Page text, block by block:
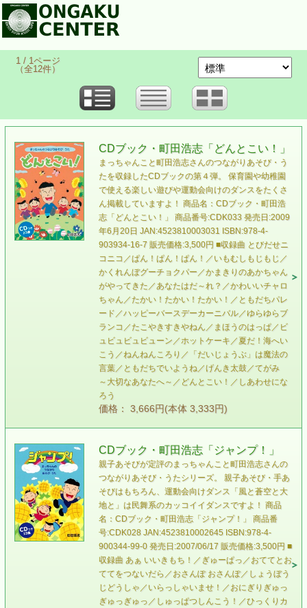
1 / 1ページ
（全12件）
CDブック・町田浩志「どんとこい！」
まっちゃんこと町田浩志さんのつながりあそび・う
たを収録したCDブックの第４弾。 保育園や幼稚園
で使える楽しい遊びや運動会向けのダンスをたくさ
ん掲載していますよ！ 商品名：CDブック・町田浩
志「どんとこい！」 商品番号:CDK033 発売日:2009
年6月20日 JAN:4523810003031 ISBN:978-4-
903934-16-7 販売価格:3,500円 ■収録曲 とびだせニ
コニコ／ぱん！ぱん！ぱん！／いもむしもじもじ／
かくれんぼグーチョクパー／かまきりのあかちゃん
がやってきた／あなたはだ～れ？／かわいいチャロ
ちゃん／たかい！たかい！たかい！／ともだちパレ
ード／ハッピーバースデーカーニバル／ゆらゆらブ
ランコ／たこやきすきやねん／まほうのはっぱ／ビ
ュビュビュビューン／ホットケーキ／夏だ！海へい
こう／ねんねんころり／「だいじょうぶ」は魔法の
言葉／ともだちでいようね／げんき太鼓／てがみ
～大切なあなたへ～／どんとこい！／しあわせにな
ろう
価格： 3,666円(本体 3,333円)
CDブック・町田浩志「ジャンプ！」
親子あそびが定評のまっちゃんこと町田浩志さんの
つながりあそび・うたシリーズ。 親子あそび・手あ
そびはもちろん、運動会向けダンス「風と蒼空と大
地と」は民舞系のカッコイイダンスですよ！ 商品
名：CDブック・町田浩志「ジャンプ！」 商品番
号:CDK028 JAN:4523810002645 ISBN:978-4-
900344-99-0 発売日:2007/06/17 販売価格:3,500円 ■
収録曲 あぁ いいきもち！／ぎゅーぱっ／おててとお
ててをつないだら／おさんぽ おさんぽ／しょうぼう
じどうしゃ／いらっしゃいませ！／おにぎりぎゅっ
ぎゅっぎゅっ／しゅっぱつしんこう！／ひっくりカ